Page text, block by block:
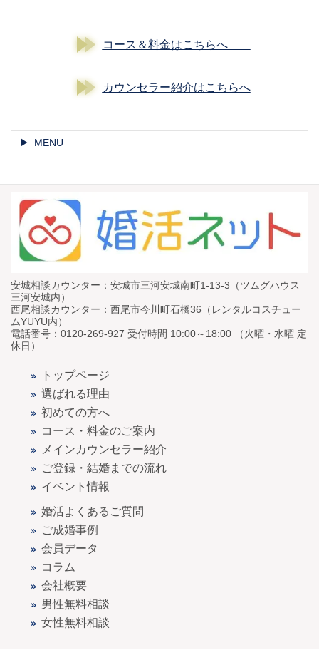
コース＆料金はこちらへ
カウンセラー紹介はこちらへ
MENU
安城相談カウンター：安城市三河安城南町1-13-3（ツムグハウス
三河安城内）
西尾相談カウンター：西尾市今川町石橋36（レンタルコスチュー
ムYUYU内）
電話番号：0120-269-927 受付時間 10:00～18:00 （火曜・水曜 定
休日）
トップページ
選ばれる理由
初めての方へ
コース・料金のご案内
メインカウンセラー紹介
ご登録・結婚までの流れ
イベント情報
婚活よくあるご質問
ご成婚事例
会員データ
コラム
会社概要
男性無料相談
女性無料相談